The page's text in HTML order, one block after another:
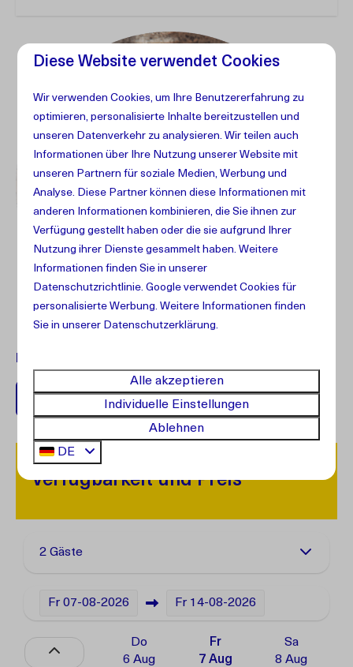
+599 96762408
Verfügbarkeit und Preis
2 Gäste
Fr 07-08-2026 Fr 14-08-2026
Do
6 Aug
Fr
7 Aug
Sa
8 Aug
Diese Website verwendet Cookies
Wir verwenden Cookies, um Ihre Benutzererfahrung zu
optimieren, personalisierte Inhalte bereitzustellen und
unseren Datenverkehr zu analysieren. Wir teilen auch
Informationen über Ihre Nutzung unserer Website mit
unseren Partnern für soziale Medien, Werbung und
Analyse. Diese Partner können diese Informationen mit
anderen Informationen kombinieren, die Sie ihnen zur
Verfügung gestellt haben oder die sie aufgrund Ihrer
Nutzung ihrer Dienste gesammelt haben. Weitere
Informationen finden Sie in unserer
Datenschutzrichtlinie.Google verwendet Cookies für
personalisierte Werbung. Weitere Informationen finden
Sie in unserer Datenschutzerklärung.
Alle akzeptieren
Individuelle Einstellungen
Ablehnen
DE